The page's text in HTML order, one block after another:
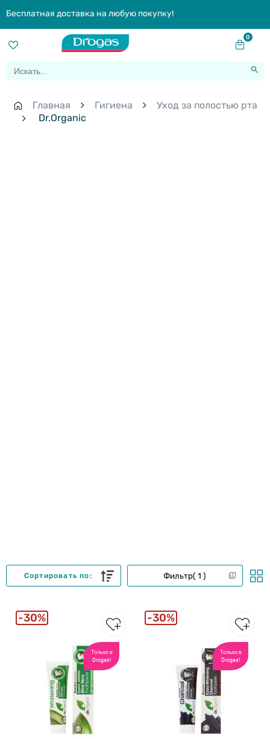
Бесплатная доставка на любую покупку!
0
Главная Гигиена
Уход за полостью рта
Dr.Organic
Фильтр 1
Сортировать по:
Только в
Drogas!
30%
Только в
Drogas!
30%